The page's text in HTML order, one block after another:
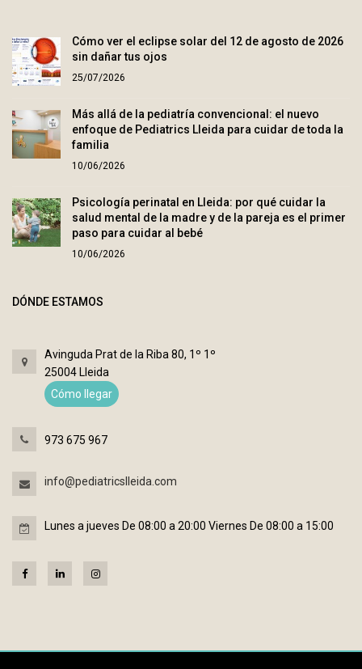
Cómo ver el eclipse solar del 12 de agosto de 2026
sin dañar tus ojos
25/07/2026
Más allá de la pediatría convencional: el nuevo
enfoque de Pediatrics Lleida para cuidar de toda la
familia
10/06/2026
Psicología perinatal en Lleida: por qué cuidar la
salud mental de la madre y de la pareja es el primer
paso para cuidar al bebé
10/06/2026
DÓNDE ESTAMOS
Avinguda Prat de la Riba 80, 1º 1º
25004 Lleida
Cómo llegar
973 675 967
info@pediatricslleida.com
Lunes a jueves De 08:00 a 20:00 Viernes De 08:00 a 15:00